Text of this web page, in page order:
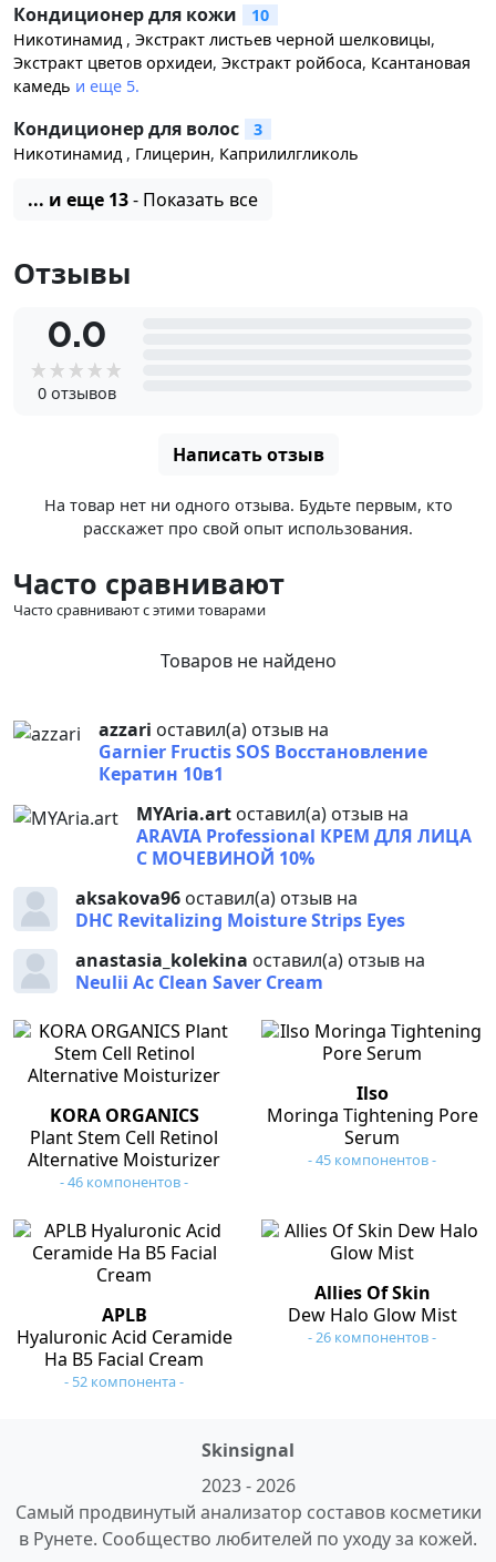
Кондиционер для кожи
10
Никотинамид , Экстракт листьев черной шелковицы,
Экстракт цветов орхидеи, Экстракт ройбоса, Ксантановая
камедь и еще 5.
Кондиционер для волос
3
Никотинамид , Глицерин, Каприлилгликоль
... и еще 13- Показать все
Отзывы
0.0
0 отзывов
Написать отзыв
На товар нет ни одного отзыва. Будьте первым, кто
расскажет про свой опыт использования.
Часто сравнивают
Часто сравнивают с этими товарами
Товаров не найдено
azzari оставил(а) отзыв на
Garnier Fructis SOS Восстановление
Кератин 10в1
MYAria.art оставил(а) отзыв на
ARAVIA Professional КРЕМ ДЛЯ ЛИЦА
С МОЧЕВИНОЙ 10%
aksakova96 оставил(а) отзыв на
DHC Revitalizing Moisture Strips Eyes
anastasia_kolekina оставил(а) отзыв на
Neulii Ac Clean Saver Cream
KORA ORGANICS
Plant Stem Cell Retinol
Alternative Moisturizer
- 46 компонентов -
Ilso
Moringa Tightening Pore
Serum
- 45 компонентов -
APLB
Hyaluronic Acid Ceramide
Ha B5 Facial Cream
- 52 компонента -
Allies Of Skin
Dew Halo Glow Mist
- 26 компонентов -
Skinsignal
2023 - 2026
Самый продвинутый анализатор составов косметики
в Рунете. Сообщество любителей по уходу за кожей.